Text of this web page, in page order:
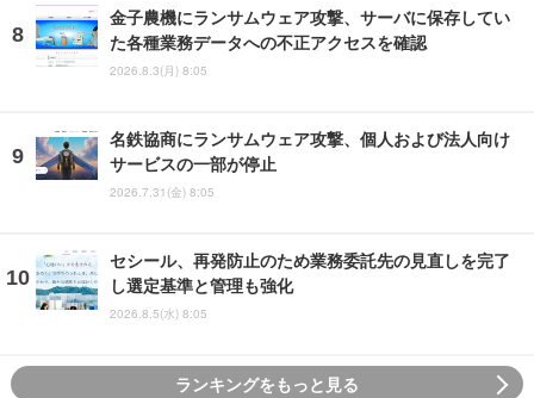
金子農機にランサムウェア攻撃、サーバに保存してい
た各種業務データへの不正アクセスを確認
2026.8.3(月) 8:05
名鉄協商にランサムウェア攻撃、個人および法人向け
サービスの一部が停止
2026.7.31(金) 8:05
セシール、再発防止のため業務委託先の見直しを完了
し選定基準と管理も強化
2026.8.5(水) 8:05
ランキングをもっと見る